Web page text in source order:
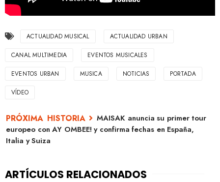
ACTUALIDAD MUSICAL ACTUALIDAD URBAN
CANAL MULTIMEDIA EVENTOS MUSICALES
EVENTOS URBAN MUSICA NOTICIAS PORTADA
VÍDEO
MAISAK anuncia su primer tour
europeo con AY OMBEE! y confirma fechas en España,
Italia y Suiza